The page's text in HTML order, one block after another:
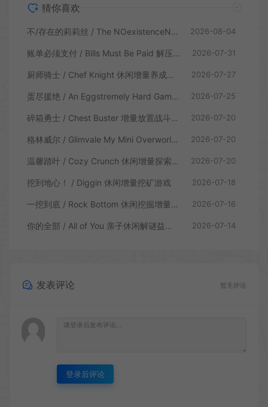
猜你喜欢
不/存在的莉莉丝 / The NOexistenceN of Lilith 动态形象桌面互动游戏 2026-08-04
账单必须支付 / Bills Must Be Paid 解压增量肉鸽休闲游戏 2026-07-31
厨师骑士 / Chef Knight 休闲增量养成游戏 2026-07-27
蛋尽援绝 / An Eggstremely Hard Game 休闲合作闯关游戏 2026-07-25
碎箱勇士 / Chest Buster 增量放置战斗游戏 2026-07-20
格林威尔 / Glimvale My Mini Overworld 单人放置挂机城市建造游戏 2026-07-20
温馨踏叶 / Cozy Crunch 休闲增量探索游戏 2026-07-20
挖到地心！ / Diggin 休闲增量挖矿游戏 2026-07-18
一挖到底 / Rock Bottom 休闲挖掘增量游戏 2026-07-16
你的全部 / All of You 亲子休闲解谜益智游戏 2026-07-14
发表评论 暂无评论
登录后评论